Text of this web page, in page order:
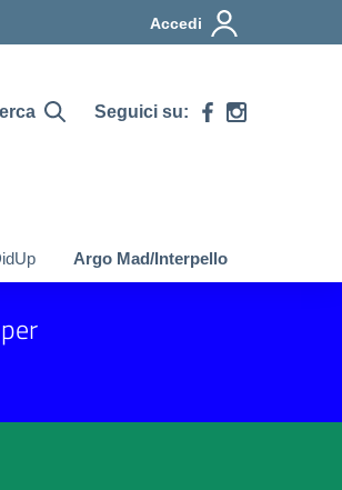
Accedi
Seguici su:
Argo Mad/Interpello